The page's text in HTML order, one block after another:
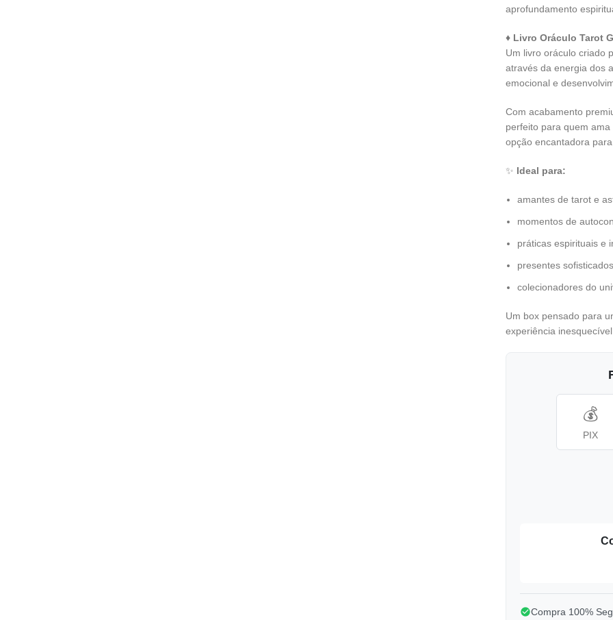
aprofundamento
♦ Livro Oráculo Tarot
Um livro oráculo criado
através da energia dos
emocional e
Com acabamento
perfeito para quem
opção encantadora
✨ Ideal para:
amantes de tarot e
momentos de
práticas espirituais e
presentes
colecionadores do
Um box pensado para
experiência
💰
PIX
Compra 100%